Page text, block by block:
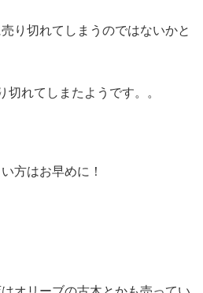
り切れてしまうのではないかと
れてしまたようです。。
方はお早めに！